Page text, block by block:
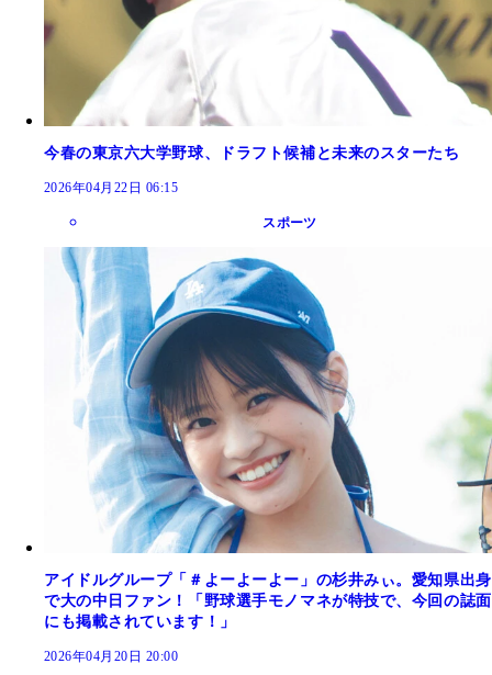
今春の東京六大学野球、ドラフト候補と未来のスターたち
2026年04月22日 06:15
スポーツ
アイドルグループ「＃よーよーよー」の杉井みぃ。愛知県出身
で大の中日ファン！「野球選手モノマネが特技で、今回の誌面
にも掲載されています！」
2026年04月20日 20:00